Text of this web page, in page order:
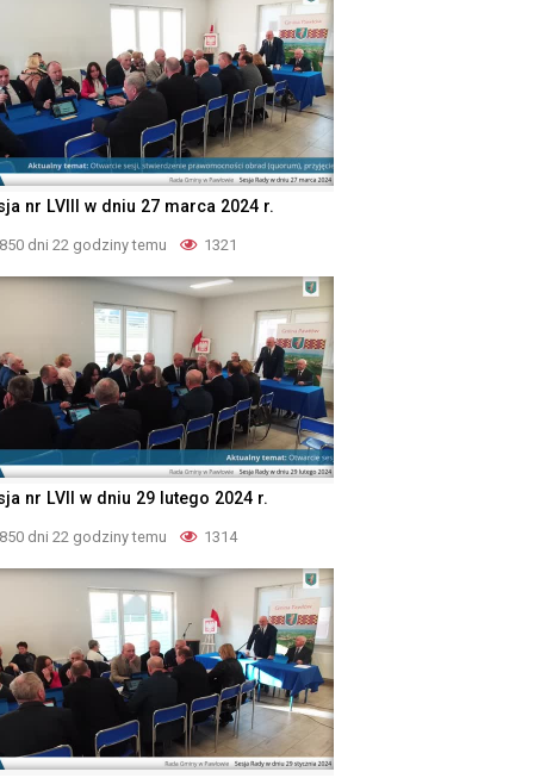
nr LVIII w dniu 27 marca 2024 r.
850 dni 22 godziny temu 1321
nr LVII w dniu 29 lutego 2024 r.
850 dni 22 godziny temu 1314